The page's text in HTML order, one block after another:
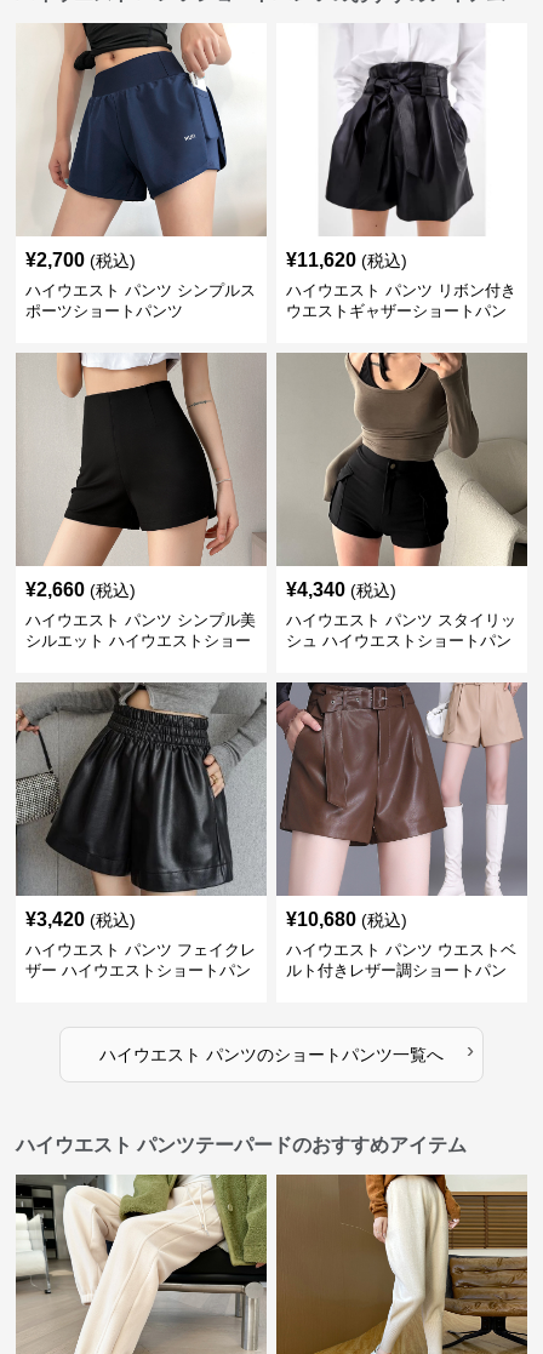
¥2,700 (税込)
ハイウエスト パンツ シンプルス
ポーツショートパンツ
¥11,620 (税込)
ハイウエスト パンツ リボン付き
ウエストギャザーショートパン
¥2,660 (税込)
ハイウエスト パンツ シンプル美
シルエット ハイウエストショー
¥4,340 (税込)
ハイウエスト パンツ スタイリッ
シュ ハイウエストショートパン
¥3,420 (税込)
ハイウエスト パンツ フェイクレ
ザー ハイウエストショートパン
¥10,680 (税込)
ハイウエスト パンツ ウエストベ
ルト付きレザー調ショートパン
ハイウエスト パンツのショートパンツ一覧へ ›
ハイウエスト パンツテーパードのおすすめアイテム